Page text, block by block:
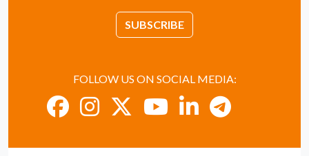
SUBSCRIBE
FOLLOW US ON SOCIAL MEDIA: